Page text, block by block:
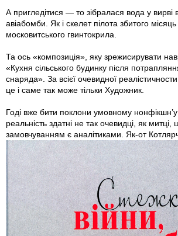
А пригледітися — то зібралася вода у вирві
авіабомби. Як і скелет пілота збитого
московитського гвинтокрила.
Та ось «композиція», яку зрежисирувати
«Кухня сільського будинку після
снаряда». За всієї очевидної
це і саме так може тільки Художник.
Годі вже бити поклони умовному
реальність здатні не так очевидці, як митці,
замовчуванням є аналітиками. Як-от